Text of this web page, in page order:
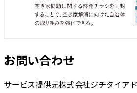
お問い合わせ
サービス提供元株式会社ジチタイアド